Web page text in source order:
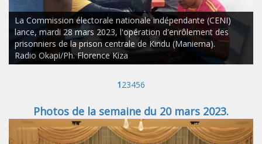
La Commission électorale nationale indépendante (CENI)
lance, mardi 28 mars 2023, l'opération d'enrôlement des
prisonniers de la prison centrale de Kindu (Maniema).
Radio Okapi/Ph. Florence Kiza
123456
Photos de la semaine du 20 mars 2023.